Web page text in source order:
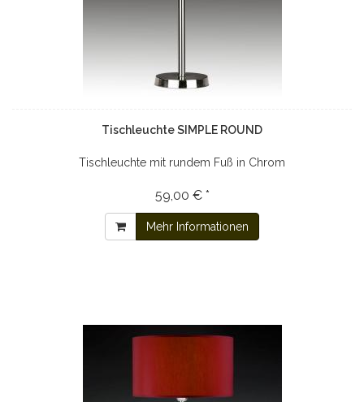
Tischleuchte SIMPLE ROUND
Tischleuchte mit rundem Fuß in Chrom
59,00 € *
Mehr Informationen